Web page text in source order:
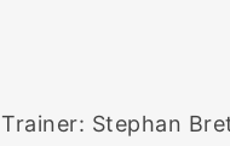
Trainer: Stephan